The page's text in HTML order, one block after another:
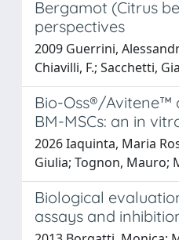
Bergamot (Citrus
perspectives
2009 Guerrini,
Chiavilli, F.; Sacchetti,
Bio-Oss®/Avitene™
BM-MSCs: an in
2026 Iaquinta, Maria
Giulia; Tognon, Mauro;
Biological
assays and